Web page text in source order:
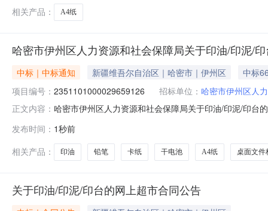
相关产品：
A4纸
哈密市伊州区人力资源和社会保障局关于印油/印泥/
中标｜中标通知 新疆维吾尔自治区｜哈密市｜伊州区
中标
项目编号： 2351101000029659126 招标单位： 哈密市伊州区人
正文内容： 哈密市伊州区人力资源和社会保障局关于印油/印泥/印台
号:采购计划金额（元）:项目所在行政区划编码:650502
发布时间： 1秒前
相关产品：
印油 铅笔 卡纸 干电池 A4纸 桌面文件
关于印油/印泥/印台的网上超市合同公告